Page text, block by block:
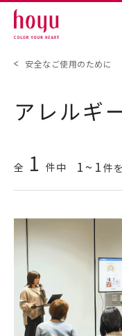
安全なご使用のために
アレルギ
全 1 件中 1~ 1 件